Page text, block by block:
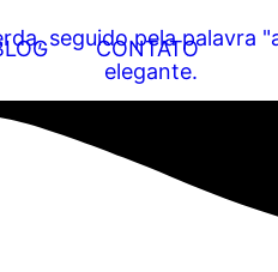
CONTATO